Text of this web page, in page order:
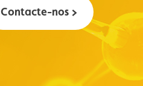
Contacte-nos >